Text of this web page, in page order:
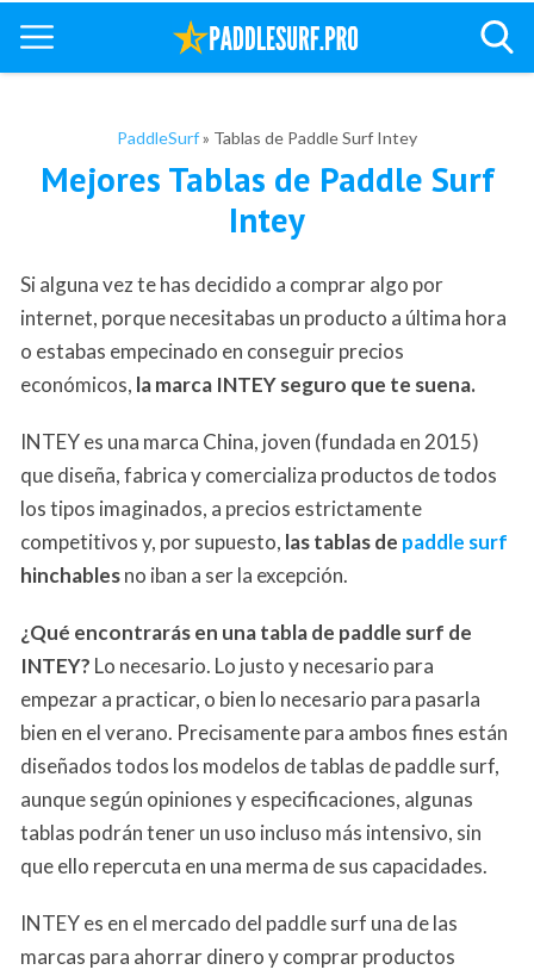
PaddleSurf» Tablas de Paddle Surf Intey
Mejores Tablas de Paddle Surf
Intey
Si alguna vez te has decidido a comprar algo por
internet, porque necesitabas un producto a última hora
o estabas empecinado en conseguir precios
económicos, la marca INTEY seguro que te suena.
INTEY es una marca China, joven (fundada en 2015)
que diseña, fabrica y comercializa productos de todos
los tipos imaginados, a precios estrictamente
competitivos y, por supuesto, las tablas de paddle surf
hinchablesno iban a ser la excepción.
¿Qué encontrarás en una tabla de paddle surf de
INTEY? Lo necesario. Lo justo y necesario para
empezar a practicar, o bien lo necesario para pasarla
bien en el verano. Precisamente para ambos fines están
diseñados todos los modelos de tablas de paddle surf,
aunque según opiniones y especificaciones, algunas
tablas podrán tener un uso incluso más intensivo, sin
que ello repercuta en una merma de sus capacidades.
INTEY es en el mercado del paddle surf una de las
marcas para ahorrar dinero y comprar productos